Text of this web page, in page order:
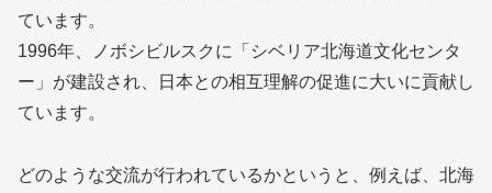
ています。
1996年、ノボシビルスクに「シベリア北海道文化センタ
ー」が建設され、日本との相互理解の促進に大いに貢献し
ています。
どのような交流が行われているかというと、例えば、北海